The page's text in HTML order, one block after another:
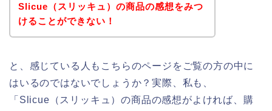
Slicue（スリッキュ）の商品の感想をみつ
けることができない！
と、感じている人もこちらのページをご覧の方の中に
はいるのではないでしょうか？実際、私も、
「Slicue（スリッキュ）の商品の感想がよければ、購